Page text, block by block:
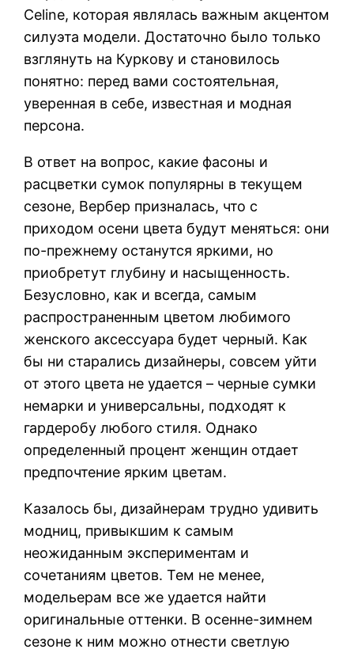
Celine, которая являлась важным акцентом
силуэта модели. Достаточно было только
взглянуть на Куркову и становилось
понятно: перед вами состоятельная,
уверенная в себе, известная и модная
персона.
В ответ на вопрос, какие фасоны и
расцветки сумок популярны в текущем
сезоне, Вербер призналась, что с
приходом осени цвета будут меняться: они
по-прежнему останутся яркими, но
приобретут глубину и насыщенность.
Безусловно, как и всегда, самым
распространенным цветом любимого
женского аксессуара будет черный. Как
бы ни старались дизайнеры, совсем уйти
от этого цвета не удается – черные сумки
немарки и универсальны, подходят к
гардеробу любого стиля. Однако
определенный процент женщин отдает
предпочтение ярким цветам.
Казалось бы, дизайнерам трудно удивить
модниц, привыкшим к самым
неожиданным экспериментам и
сочетаниям цветов. Тем не менее,
модельерам все же удается найти
оригинальные оттенки. В осенне-зимнем
сезоне к ним можно отнести светлую